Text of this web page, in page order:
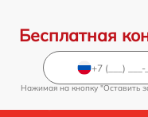
Бесплатная
Нажимая на кнопку "Оставить